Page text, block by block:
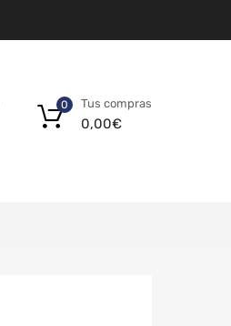
Tus compras
0,00€
0